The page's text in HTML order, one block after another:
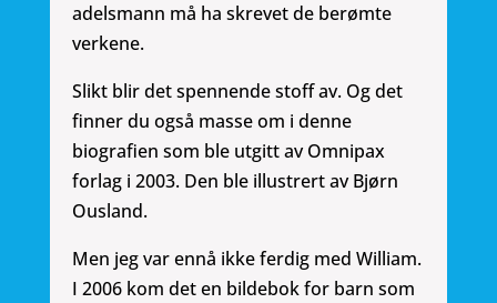
adelsmann må ha skrevet de berømte
verkene.
Slikt blir det spennende stoff av. Og det
finner du også masse om i denne
biografien som ble utgitt av Omnipax
forlag i 2003. Den ble illustrert av Bjørn
Ousland.
Men jeg var ennå ikke ferdig med William.
I 2006 kom det en bildebok for barn som